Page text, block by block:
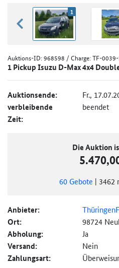
zurück blättern
1
Auktions-ID:968598 / Charge: TF-
1 Pickup Isuzu D-Max 4x4
Auktionsende: Fr.,
verbleibende
Zeit:
beendet
Die Auktion
60 Gebote | 3462
Anbieter:
Ort: 98724
Abholung: Ja
Versand: Nein
Zahlungsart: